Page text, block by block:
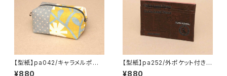
【型紙】pa042/キャラメルポー
チ
¥880
【型紙】pa252/外ポケット付きフ
ァスナーポーチ・M
¥880